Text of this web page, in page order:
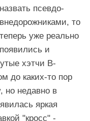
назвать псевдо-
внедорожниками, то
теперь уже реально
появились и
хэтчи B-
до каких-то пор
но недавно в
яркая
"кросс" -